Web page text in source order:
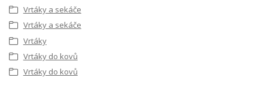
Vrtáky a sekáče
Vrtáky a sekáče
Vrtáky
Vrtáky do kovů
Vrtáky do kovů